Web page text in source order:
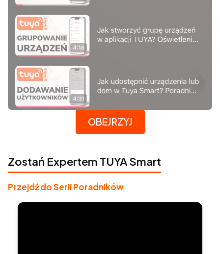
Naciśnij Enter lub spację, aby otworzyć stronę.
OBEJRZYJ
Zostań Expertem TUYA Smart
Przejdź do Serii Poradników